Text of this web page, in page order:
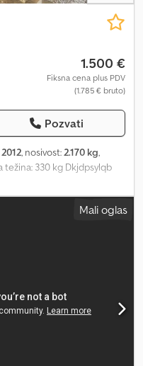
1.500 €
Fiksna cena plus PDV
(1.785 € bruto)
Pozvati
2012, nosivost:2.170 kg,
težina: 330 kg Dkjdpsylqb
broj: 26A009 =
kg Dozvoljena ukupna
Mali oglas